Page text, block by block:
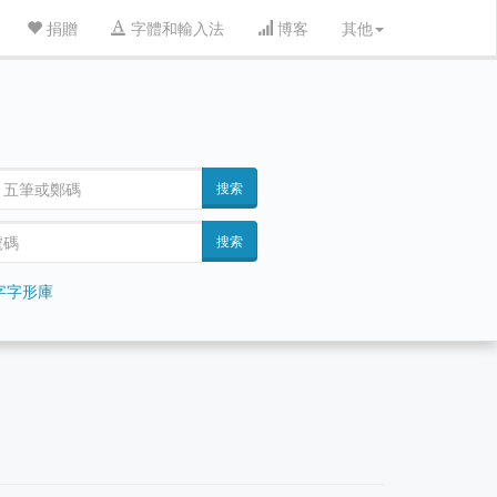
捐贈 字體和輸入法 博客 其他
搜索
搜索
字形庫